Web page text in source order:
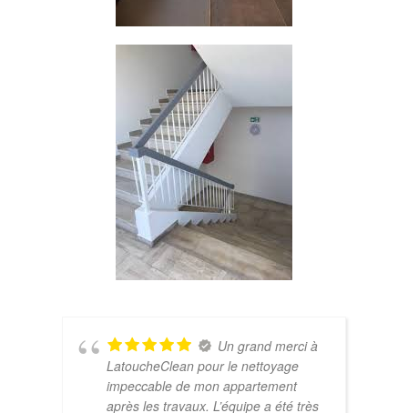
Un grand merci à
LatoucheClean pour le nettoyage
impeccable de mon appartement
après les travaux. L’équipe a été très